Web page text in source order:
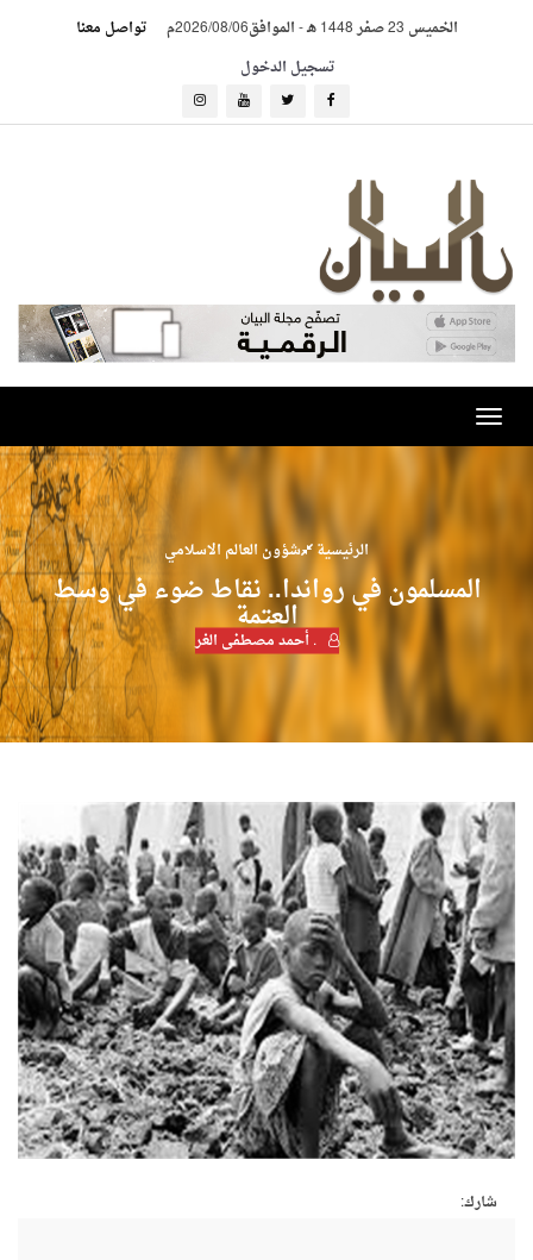
الخميس 23 صفر 1448 هـ -الموافق2026/08/06م
تواصل معنا
تسجيل الدخول
Toggle
navigation
الرئيسية شؤون العالم الاسلامي
المسلمون في رواندا.. نقاط ضوء في وسط
العتمة
. أحمد مصطفى الغر
شارك: